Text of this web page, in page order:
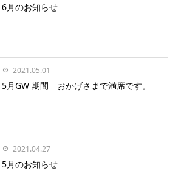
6月のお知らせ
2021.05.01
5月GW 期間 おかげさまで満席です。
2021.04.27
5月のお知らせ